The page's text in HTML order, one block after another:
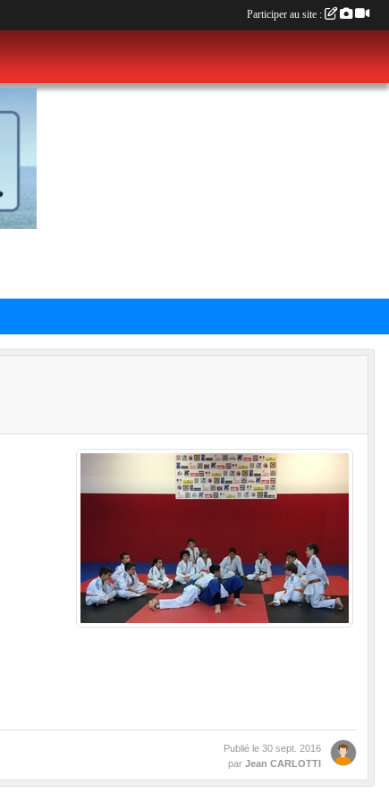
Publié le 30 sept. 2016
par Jean CARLOTTI
Participer au site :